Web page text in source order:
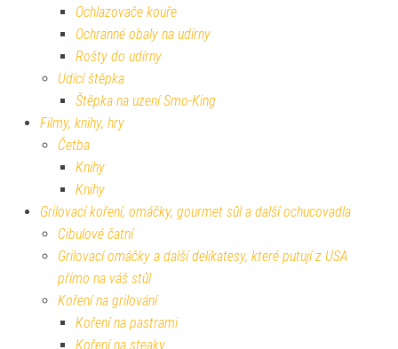
Ochlazovače kouře
Ochranné obaly na udírny
Rošty do udírny
Udící štěpka
Štěpka na uzení Smo-King
Filmy, knihy, hry
Četba
Knihy
Knihy
Grilovací koření, omáčky, gourmet sůl a další ochucovadla
Cibulové čatní
Grilovací omáčky a další delikatesy, které putují z USA
přímo na váš stůl
Koření na grilování
Koření na pastrami
Koření na steaky